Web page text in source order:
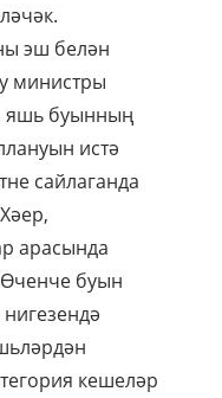
эш белән
министры
яшь буынның
истә
сайлаганда
арасында
буын
кешеләр